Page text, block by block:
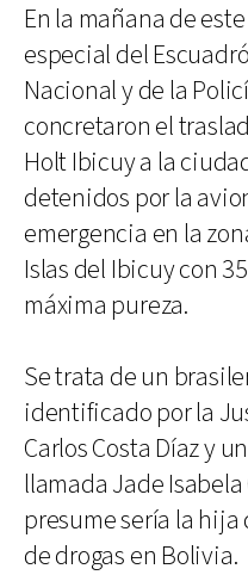
En la mañana de
especial del
Nacional y de la
concretaron el
Holt Ibicuy a la
detenidos por la
emergencia en la
Islas del Ibicuy con
máxima pureza.
Se trata de un
identificado por la
Carlos Costa Díaz y
llamada Jade
presume sería la
de drogas en Bolivia.